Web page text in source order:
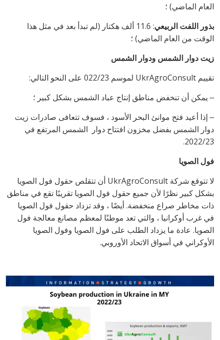
العام الماضي) ؛
بذور اللفت الربيعي
: 11.6 ألف هكتار (لم تبدأ بعد في مثل هذا
الوقت من العام الماضي) ؛
زيت دوار الشمس ودوار الشمس
تقييم UkrAgroConsult لموسم 022/23 على النحو التالي:
‒ يمكن أن تنخفض مناطق إنتاج عباد الشمس بشكل كبير ؛
‒ إذا أعيد فتح موانئ البحر الأسود ، فسوف تتعافى صادرات زيت
دوار الشمس بفضل مخزون افتتاح دوار الشمس المرتفع في
2022/23.
فول الصويا
لا تتوقع شركة UkrAgroConsult أن تتقلص حقول فول الصويا
بشكل كبير نظرًا لأن جميع حقول فول الصويا تقريبًا تقع في مناطق
ذات مخاطر صراع منخفضة. أيضًا ، وقد تزداد حقول فول الصويا
في غرب أوكرانيا ، والتي تعد موطنًا لمعظم مصانع معالجة فول
الصويا. عادة ما يزداد الطلب على فول الصويا وفول الصويا
الأوكراني في أسواق الاتحاد الأوروبي.